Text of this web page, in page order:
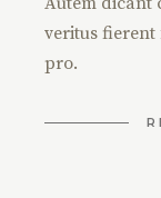
veritus fierent
pro.